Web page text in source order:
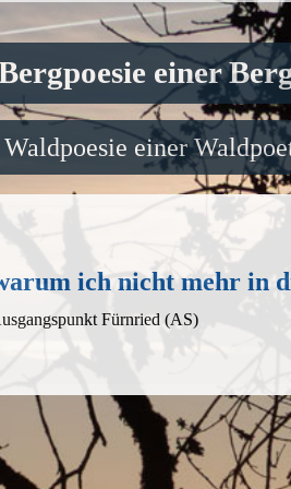
einer
einer
ich nicht mehr in
Fürnried (AS)